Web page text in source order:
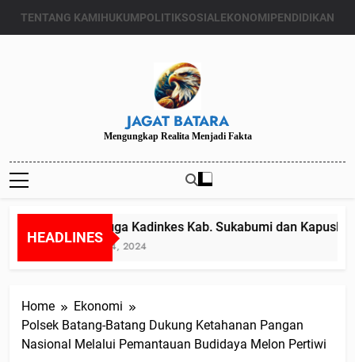
TENTANG KAMIHUKUMPOLITIKSOSIALEKONOMIPENDIDIKAN
JAGAT BATARA
Mengungkap Realita Menjadi Fakta
HEADLINES
Diduga Kadinkes Kab. Sukabumi dan
Juli 24, 2024
Home
Ekonomi
Polsek Batang-Batang Dukung Ketahanan Pangan
Nasional Melalui Pemantauan Budidaya Melon Pertiwi